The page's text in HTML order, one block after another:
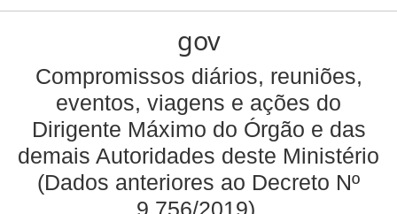
gov
Compromissos diários, reuniões,
eventos, viagens e ações do
Dirigente Máximo do Órgão e das
demais Autoridades deste Ministério
(Dados anteriores ao Decreto Nº
9.756/2019).